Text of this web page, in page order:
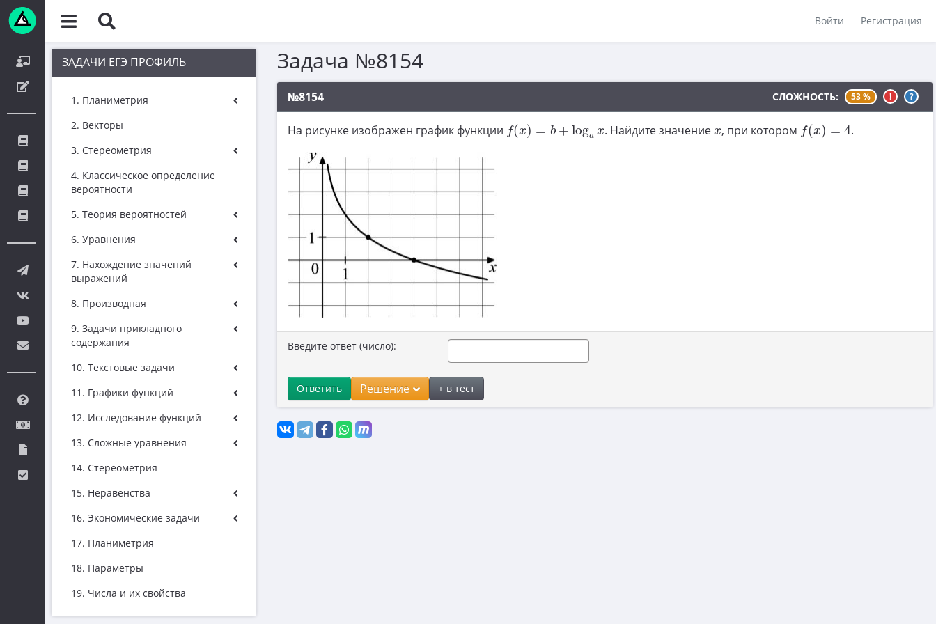
Войти Регистрация
ЗАДАЧИ ЕГЭ ПРОФИЛЬ
1. Планиметрия
2. Векторы
3. Стереометрия
4. Классическое определение
вероятности
5. Теория вероятностей
6. Уравнения
7. Нахождение значений
выражений
8. Производная
9. Задачи прикладного
содержания
10. Текстовые задачи
11. Графики функций
12. Исследование функций
13. Сложные уравнения
14. Стереометрия
15. Неравенства
16. Экономические задачи
17. Планиметрия
18. Параметры
19. Числа и их свойства
Задача №8154
№8154 СЛОЖНОСТЬ: 53 % ! ?
На рисунке изображен график функции f(x) = b + loga x
f(x)= log ax . Найдите значениеx
x, при котором f(x) = 4
f(x)= .
Введите ответ (число):
Ответить Решение + в тест